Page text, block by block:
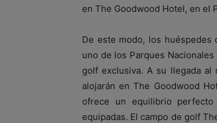
en The Goodwood Hotel, en el
De este modo, los
uno de los Parques
golf exclusiva. A su llegada al
alojarán en The Goodwood
ofrece un equilibrio perfecto
equipadas. El campo de golf